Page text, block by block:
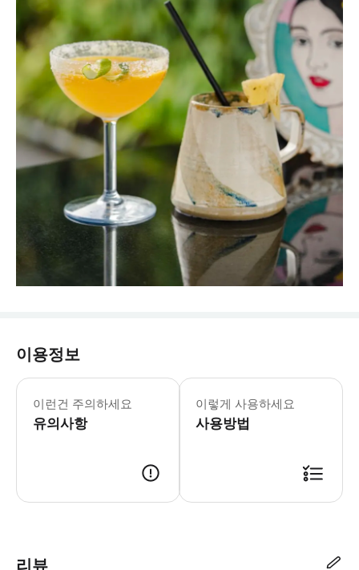
이용정보
이런건 주의하세요
유의사항
이렇게 사용하세요
사용방법
리뷰